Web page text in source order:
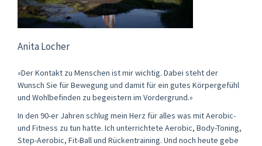
Anita Locher
«Der Kontakt zu Menschen ist mir wichtig. Dabei steht der
Wunsch Sie für Bewegung und damit für ein gutes Körpergefühl
und Wohlbefinden zu begeistern im Vordergrund.»
In den 90-er Jahren schlug mein Herz für alles was mit Aerobic-
und Fitness zu tun hatte. Ich unterrichtete Aerobic, Body-Toning,
Step-Aerobic, Fit-Ball und Rückentraining. Und noch heute gebe